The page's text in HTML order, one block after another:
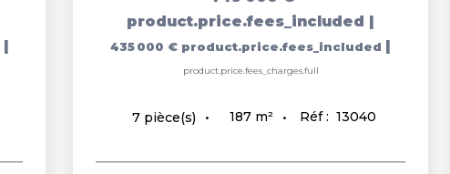
|
product.price.fees_included |
435 000 € product.price.fees_included |
product.price.fees_charges.full
7 pièce(s) 187 m² Réf : 13040